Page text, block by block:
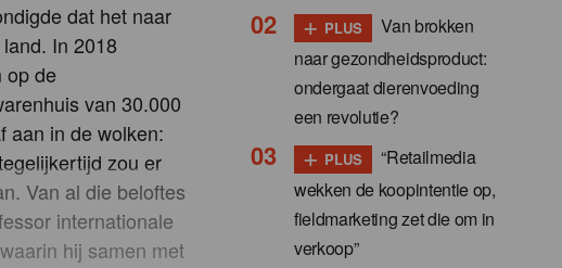
dat het naar
In 2018
op de
van 30.000
aan in de wolken:
zou er
Van al die beloftes
internationale
hij samen met
+ PLUS
Van brokken
naar gezondheidsproduct:
ondergaat dierenvoeding
een revolutie?
+ PLUS
“Retailmedia
wekken de koopintentie op,
fieldmarketing zet die om in
verkoop”